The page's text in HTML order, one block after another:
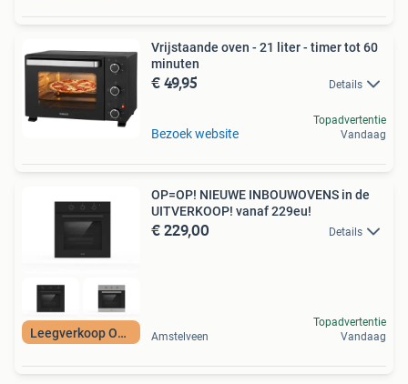
Vrijstaande oven - 21 liter - timer tot 60
minuten
€ 49,95 Details
Bezoek website
Topadvertentie
Vandaag
Leegverkoop OP=OP
OP=OP! NIEUWE INBOUWOVENS in de
UITVERKOOP! vanaf 229eu!
€ 229,00 Details
Amstelveen
Topadvertentie
Vandaag